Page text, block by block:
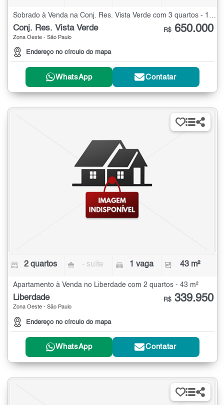
Sobrado à Venda na Conj. Res. Vista Verde com 3 quartos - 180 m²
Conj. Res. Vista Verde
Zona Oeste - São Paulo
Endereço no círculo do mapa
R$ 650.000
WhatsApp Contatar
2 quartos - suíte 1 vaga 43 m²
Apartamento à Venda no Liberdade com 2 quartos - 43 m²
Liberdade
Zona Oeste - São Paulo
Endereço no círculo do mapa
R$ 339.950
WhatsApp Contatar